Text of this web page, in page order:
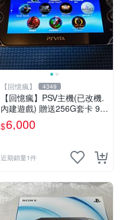
【回憶瘋】 4349
【回憶瘋】PSV主機(已改機.
內建遊戲) 贈送256G套卡 9成
新 遊戲機 PSVITA
$6,000
近期銷量1件